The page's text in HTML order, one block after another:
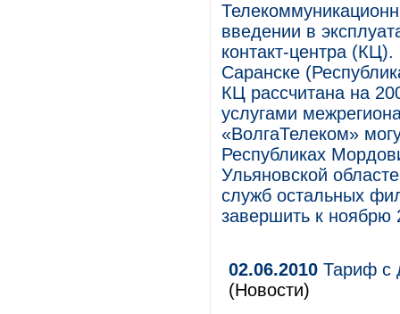
введении в
контакт-центра
Саранске
КЦ рассчитана на
услугами
«ВолгаТелеком»
Республиках
Ульяновской
служб остальных
завершить к ноябрю
02.06.2010 Тариф с
(Новости)